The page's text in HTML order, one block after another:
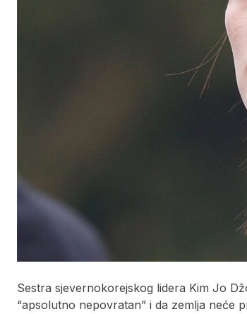
Sestra sjevernokorejskog lidera Kim Jo
“apsolutno nepovratan” i da zemlja neće